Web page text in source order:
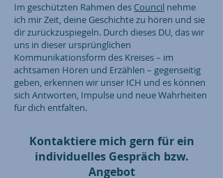
Im geschützten Rahmen desCouncil nehme
ich mir Zeit, deine Geschichte zu hören und sie
dir zurückzuspiegeln. Durch dieses DU, das wir
uns in dieser ursprünglichen
Kommunikationsform des Kreises – im
achtsamen Hören und Erzählen – gegenseitig
geben, erkennen wir unser ICH und es können
sich Antworten, Impulse und neue Wahrheiten
für dich entfalten.
Kontaktiere mich gern für ein
individuelles Gespräch bzw.
Angebot